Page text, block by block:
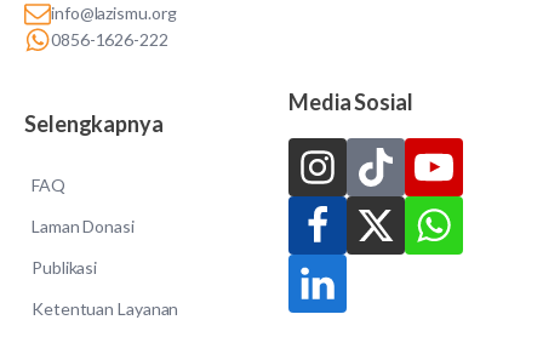
info@lazismu.org
0856-1626-222
Selengkapnya
FAQ
Laman Donasi
Publikasi
Ketentuan Layanan
Media Sosial